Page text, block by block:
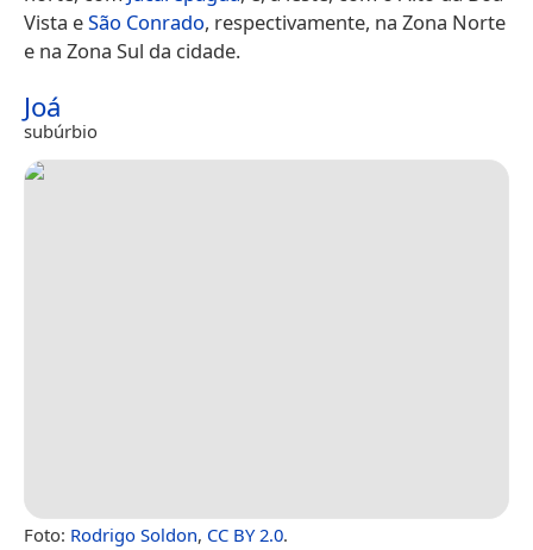
Vista eSão Conrado, respectivamente, na Zona Norte
e na Zona Sul da cidade.
Joá
subúrbio
Foto: Rodrigo Soldon, CC BY 2.0.